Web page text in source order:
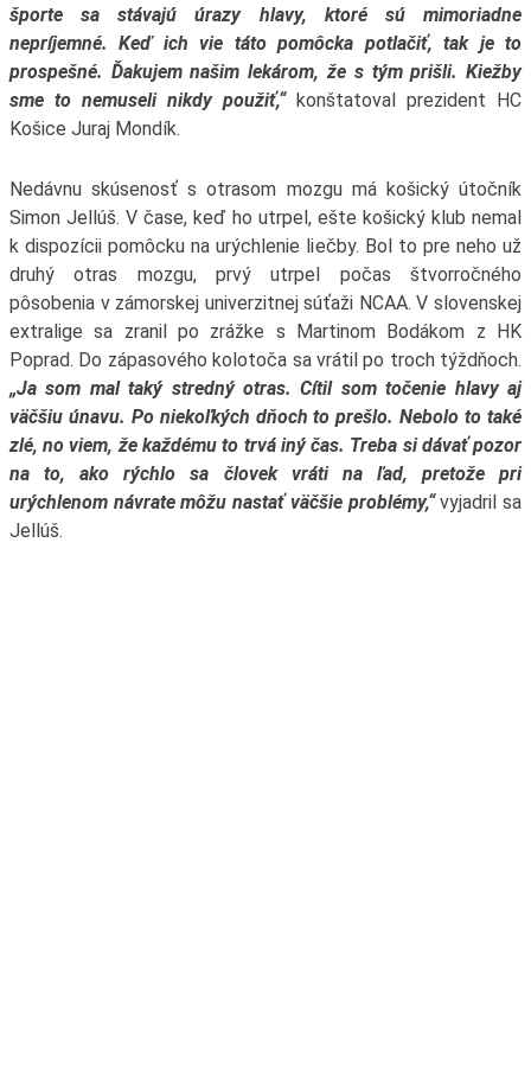
športe sa stávajú úrazy hlavy, ktoré sú mimoriadne
nepríjemné. Keď ich vie táto pomôcka potlačiť, tak je to
prospešné. Ďakujem našim lekárom, že s tým prišli. Kiežby
sme to nemuseli nikdy použiť,“konštatoval prezident HC
Košice Juraj Mondík.
Nedávnu skúsenosť s otrasom mozgu má košický útočník
Simon Jellúš. V čase, keď ho utrpel, ešte košický klub nemal
k dispozícii pomôcku na urýchlenie liečby. Bol to pre neho už
druhý otras mozgu, prvý utrpel počas štvorročného
pôsobenia v zámorskej univerzitnej súťaži NCAA. V slovenskej
extralige sa zranil po zrážke s Martinom Bodákom z HK
Poprad. Do zápasového kolotoča sa vrátil po troch týždňoch.
„Ja som mal taký stredný otras. Cítil som točenie hlavy aj
väčšiu únavu. Po niekoľkých dňoch to prešlo. Nebolo to také
zlé, no viem, že každému to trvá iný čas. Treba si dávať pozor
na to, ako rýchlo sa človek vráti na ľad, pretože pri
urýchlenom návrate môžu nastať väčšie problémy,“vyjadril sa
Jellúš.